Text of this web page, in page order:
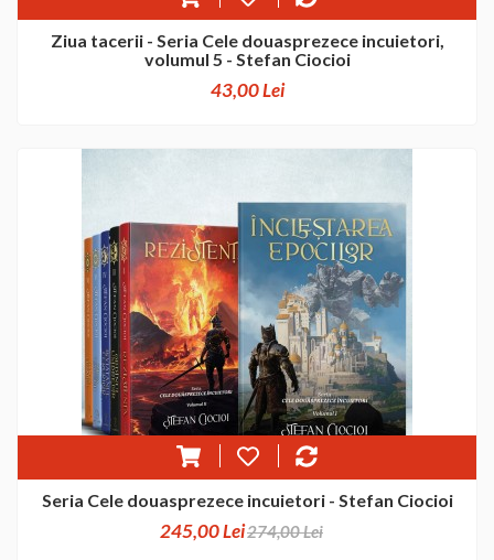
Ziua tacerii - Seria Cele douasprezece incuietori,
volumul 5 - Stefan Ciocioi
43,00 Lei
Seria Cele douasprezece incuietori - Stefan Ciocioi
245,00 Lei274,00 Lei